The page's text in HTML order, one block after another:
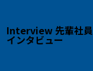
Interview 先輩社員
インタビュー